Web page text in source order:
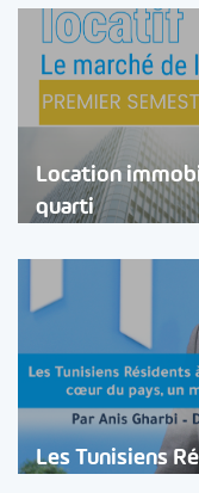
Location
quarti
Les Tunisiens